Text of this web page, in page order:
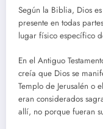
Según la Biblia, Dios
presente en todas
lugar físico específico
En el Antiguo
creía que Dios se
Templo de Jerusalén o
eran considerados
allí, no porque fueran